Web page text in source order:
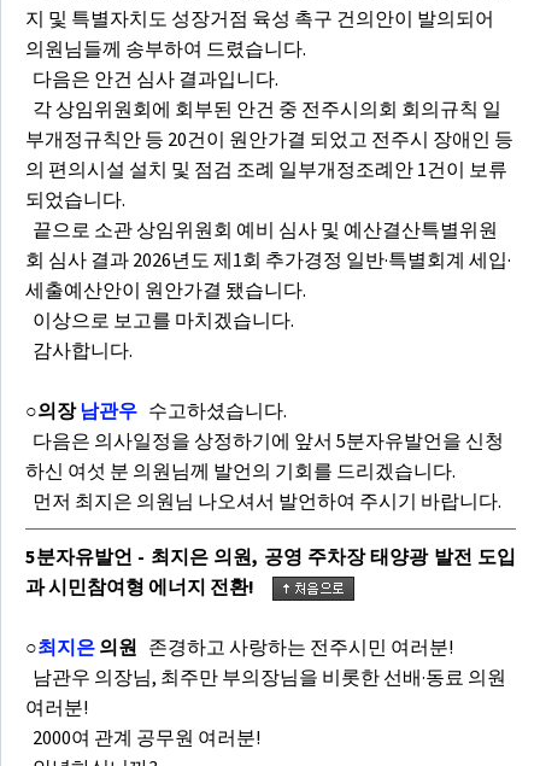
지 및 특별자치도 성장거점 육성 촉구 건의안이 발의되어
의원님들께 송부하여 드렸습니다.
다음은 안건 심사 결과입니다.
각 상임위원회에 회부된 안건 중 전주시의회 회의규칙 일
부개정규칙안 등 20건이 원안가결 되었고 전주시 장애인 등
의 편의시설 설치 및 점검 조례 일부개정조례안 1건이 보류
되었습니다.
끝으로 소관 상임위원회 예비 심사 및 예산결산특별위원
회 심사 결과 2026년도 제1회 추가경정 일반·특별회계 세입·
세출예산안이 원안가결 됐습니다.
이상으로 보고를 마치겠습니다.
감사합니다.
○의장남관우 수고하셨습니다.
다음은 의사일정을 상정하기에 앞서 5분자유발언을 신청
하신 여섯 분 의원님께 발언의 기회를 드리겠습니다.
먼저 최지은 의원님 나오셔서 발언하여 주시기 바랍니다.
5분자유발언 - 최지은 의원, 공영 주차장 태양광 발전 도입
과 시민참여형 에너지 전환!
○최지은 의원 존경하고 사랑하는 전주시민 여러분!
남관우 의장님, 최주만 부의장님을 비롯한 선배·동료 의원
여러분!
2000여 관계 공무원 여러분!